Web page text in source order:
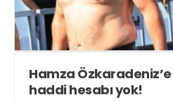
Hamza Özkaradeniz’e
haddi hesabı yok!